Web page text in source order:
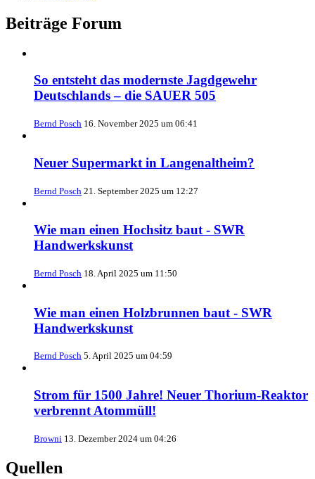
Beiträge Forum
So entsteht das modernste Jagdgewehr
Deutschlands – die SAUER 505
Bernd Posch 16. November 2025 um 06:41
Neuer Supermarkt in Langenaltheim?
Bernd Posch 21. September 2025 um 12:27
Wie man einen Hochsitz baut - SWR
Handwerkskunst
Bernd Posch 18. April 2025 um 11:50
Wie man einen Holzbrunnen baut - SWR
Handwerkskunst
Bernd Posch 5. April 2025 um 04:59
Strom für 1500 Jahre! Neuer Thorium-Reaktor
verbrennt Atommüll!
Browni 13. Dezember 2024 um 04:26
Quellen